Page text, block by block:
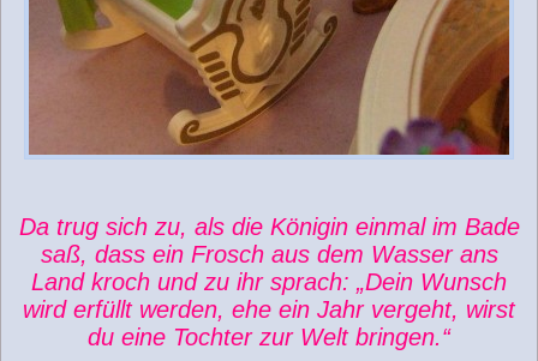
Da trug sich zu, als die Königin einmal im Bade
saß, dass ein Frosch aus dem Wasser ans
Land kroch und zu ihr sprach: „Dein Wunsch
wird erfüllt werden, ehe ein Jahr vergeht, wirst
du eine Tochter zur Welt bringen.“